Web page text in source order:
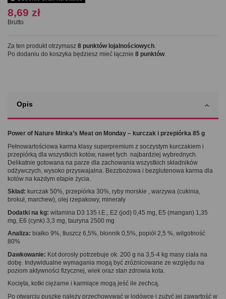
8,69 zł
Brutto
Za ten produkt otrzymasz 8 punktów lojalnościowych.
Po dodaniu do koszyka będziesz mieć łącznie 8 punktów.
Opis
Power of Nature Minka’s Meat on Monday – kurczak i przepiórka 85 g
Pełnowartościowa karma klasy superpremium z soczystym kurczakiem i
przepiórką dla wszystkich kotów, nawet tych najbardziej wybrednych.
Delikatnie gotowana na parze dla zachowania wszystkich składników
odżywczych, wysoko przyswajalna. Bezzbożowa i bezglutenowa karma dla
kotów na każdym etapie życia.
Skład: kurczak 50%, przepiórka 30%, ryby morskie , warzywa (cukinia,
brokuł, marchew), olej rzepakowy, minerały
Dodatki na kg: witamina D3 135 I.E., E2 (jod) 0,45 mg, E5 (mangan) 1,35
mg, E6 (cynk) 3,3 mg, tauryna 2500 mg
Analiza: białko 9%, tłuszcz 6,5%, błonnik 0,5%, popiół 2,5 %, wilgotność
80%
Dawkowanie: Kot dorosły potrzebuje ok. 200 g na 3,5-4 kg masy ciała na
dobę. Indywidualne wymagania mogą być zróżnicowane ze względu na
poziom aktywności fizycznej, wiek oraz stan zdrowia kota.
Kocięta, kotki ciężarne i karmiące mogą jeść ile zechcą.
Po otwarciu puszkę należy przechowywać w lodówce i zużyć jej zawartość w